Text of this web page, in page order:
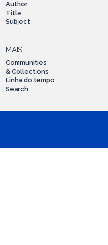
Author
Title
Subject
MAIS
Communities
& Collections
Linha do tempo
Search